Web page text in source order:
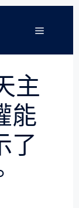
選
單
主
能
了